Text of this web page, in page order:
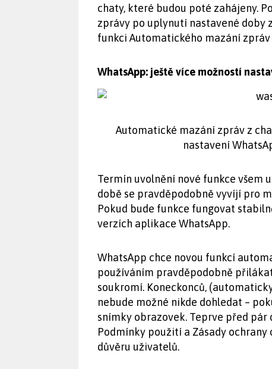
chaty, které budou poté zahájeny.
zprávy po uplynutí nastavené doby
funkci Automatického mazání
WhatsApp: ještě více možností
Automatické mazání zpráv z
nastavení
Termín uvolnění nové funkce všem
době se pravděpodobně vyvíjí pro
Pokud bude funkce fungovat
verzích aplikace WhatsApp.
WhatsApp chce novou funkcí
používáním pravděpodobně
soukromí. Koneckonců,
nebude možné nikde dohledat –
snímky obrazovek. Teprve před
Podmínky použití a Zásady
důvěru uživatelů.